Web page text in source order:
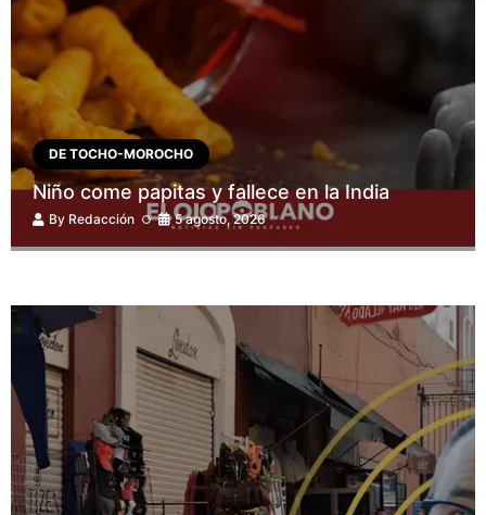
DE TOCHO-MOROCHO
Niño come papitas y fallece en la India
By Redacción 5 agosto, 2026